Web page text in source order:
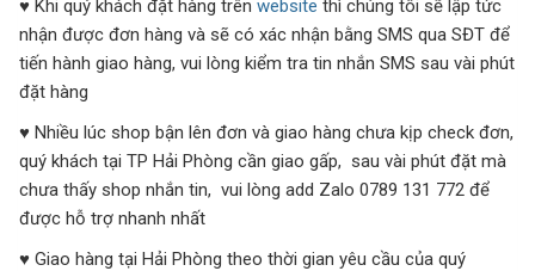
♥ Khi quý khách đặt hàng trên website thì chúng tôi sẽ lập tức
nhận được đơn hàng và sẽ có xác nhận bằng SMS qua SĐT để
tiến hành giao hàng, vui lòng kiểm tra tin nhắn SMS sau vài phút
đặt hàng
♥ Nhiều lúc shop bận lên đơn và giao hàng chưa kịp check đơn,
quý khách tại TP Hải Phòng cần giao gấp, sau vài phút đặt mà
chưa thấy shop nhắn tin, vui lòng add Zalo 0789 131 772 để
được hỗ trợ nhanh nhất
♥ Giao hàng tại Hải Phòng theo thời gian yêu cầu của quý